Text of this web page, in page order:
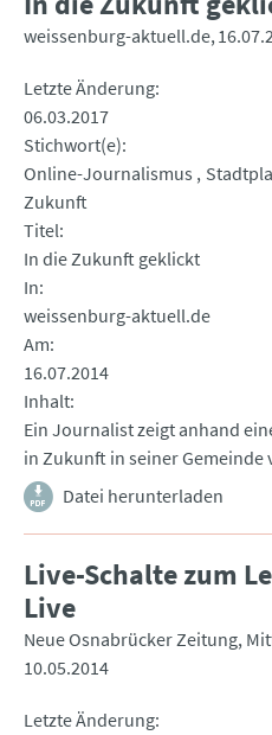
weissenburg-aktuell.de
Letzte Änderung
06.03.2017
Stichwort(e)
Online-Journalismus
Zukunft
Titel
In die Zukunft geklickt
In
weissenburg-aktuell.de
Am
16.07.2014
Inhalt
Ein Journalist zeigt anhand
in Zukunft in seiner Gemeinde
Datei herunterladen
Live-Schalte zum
Live
Neue Osnabrücker Zeitung,
10.05.2014
Letzte Änderung